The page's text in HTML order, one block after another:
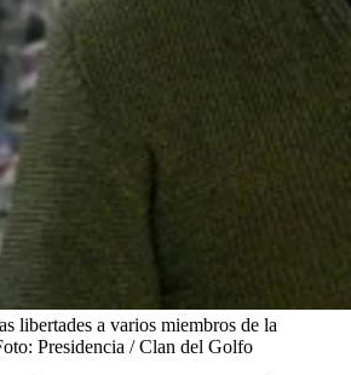
libertades a varios miembros de la
Presidencia / Clan del Golfo